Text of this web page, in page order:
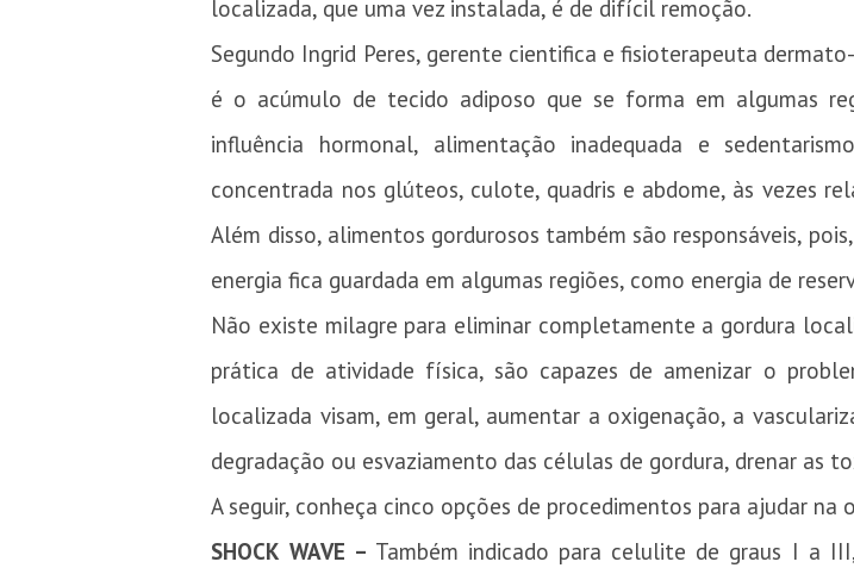
localizada, que uma vez instalada, é de difícil remoção.
Segundo Ingrid Peres, gerente cientifica e fisioterapeuta
é o acúmulo de tecido adiposo que se forma em algumas
influência hormonal, alimentação inadequada e
concentrada nos glúteos, culote, quadris e abdome, às vezes
Além disso, alimentos gordurosos também são responsáveis,
energia fica guardada em algumas regiões, como energia de
Não existe milagre para eliminar completamente a gordura
prática de atividade física, são capazes de amenizar o
localizada visam, em geral, aumentar a oxigenação, a
degradação ou esvaziamento das células de gordura, drenar as
A seguir, conheça cinco opções de procedimentos para ajudar
SHOCK WAVE – Também indicado para celulite de graus I a